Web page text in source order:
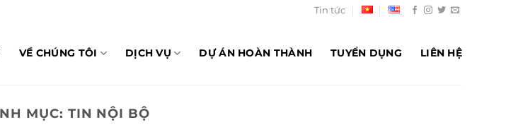
Tin tức
VỀ CHÚNG TÔI DỊCH VỤ DỰ ÁN HOÀN THÀNH TUYỂN DỤNG LIÊN HỆ
MỤC: TIN NỘI BỘ